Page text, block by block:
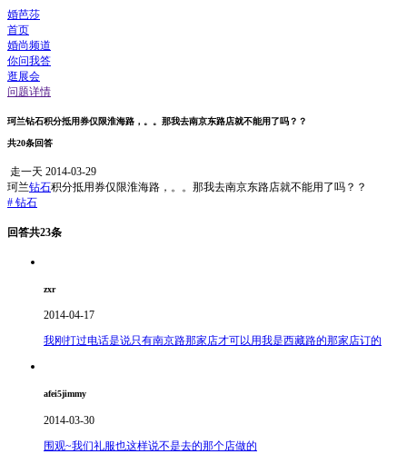
婚芭莎
首页
婚尚频道
你问我答
逛展会
问题详情
珂兰钻石积分抵用券仅限淮海路，。。那我去南京东路店就不能用了吗？？
共20条回答
走一天 2014-03-29
珂兰钻石积分抵用券仅限淮海路，。。那我去南京东路店就不能用了吗？？
# 钻石
回答共23条
zxr
2014-04-17
我刚打过电话是说只有南京路那家店才可以用我是西藏路的那家店订的
afei5jimmy
2014-03-30
围观~我们礼服也这样说不是去的那个店做的